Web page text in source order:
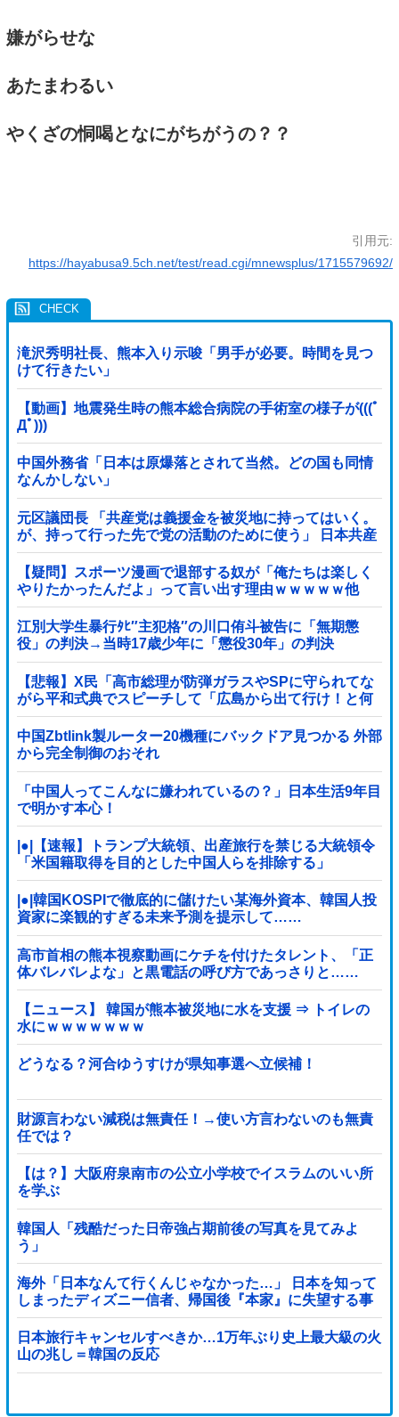
嫌がらせな
あたまわるい
やくざの恫喝となにがちがうの？？
引用元:
https://hayabusa9.5ch.net/test/read.cgi/mnewsplus/1715579692/
滝沢秀明社長、熊本入り示唆「男手が必要。時間を見つ
けて行きたい」
【動画】地震発生時の熊本総合病院の手術室の様子が(((ﾟ
Дﾟ)))
中国外務省「日本は原爆落とされて当然。どの国も同情
なんかしない」
元区議団長 「共産党は義援金を被災地に持ってはいく。
が、持って行った先で党の活動のために使う」 日本共産
党「事実ではありません」
【疑問】スポーツ漫画で退部する奴が「俺たちは楽しく
やりたかったんだよ」って言い出す理由ｗｗｗｗｗ他
江別大学生暴行ﾀﾋ″主犯格″の川口侑斗被告に「無期懲
役」の判決→当時17歳少年に「懲役30年」の判決
【悲報】X民「高市総理が防弾ガラスやSPに守られてな
がら平和式典でスピーチして「広島から出て行け！と何
度も叫ばれるような人！」 ← 突っ込み殺到 ………
中国Zbtlink製ルーター20機種にバックドア見つかる 外部
から完全制御のおそれ
「中国人ってこんなに嫌われているの？」日本生活9年目
で明かす本心！
|●|【速報】トランプ大統領、出産旅行を禁じる大統領令
「米国籍取得を目的とした中国人らを排除する」
|●|韓国KOSPIで徹底的に儲けたい某海外資本、韓国人投
資家に楽観的すぎる未来予測を提示して……
高市首相の熊本視察動画にケチを付けたタレント、「正
体バレバレよな」と黒電話の呼び方であっさりと……
【ニュース】 韓国が熊本被災地に水を支援 ⇒ トイレの
水にｗｗｗｗｗｗｗ
どうなる？河合ゆうすけが県知事選へ立候補！
財源言わない減税は無責任！→使い方言わないのも無責
任では？
【は？】大阪府泉南市の公立小学校でイスラムのいい所
を学ぶ
韓国人「残酷だった日帝強占期前後の写真を見てみよ
う」
海外「日本なんて行くんじゃなかった…」 日本を知って
しまったディズニー信者、帰国後『本家』に失望する事
態に
日本旅行キャンセルすべきか…1万年ぶり史上最大級の火
山の兆し＝韓国の反応